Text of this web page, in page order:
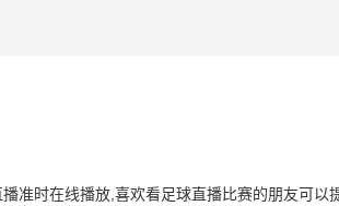
准时在线播放,喜欢看足球直播比赛的朋友可以